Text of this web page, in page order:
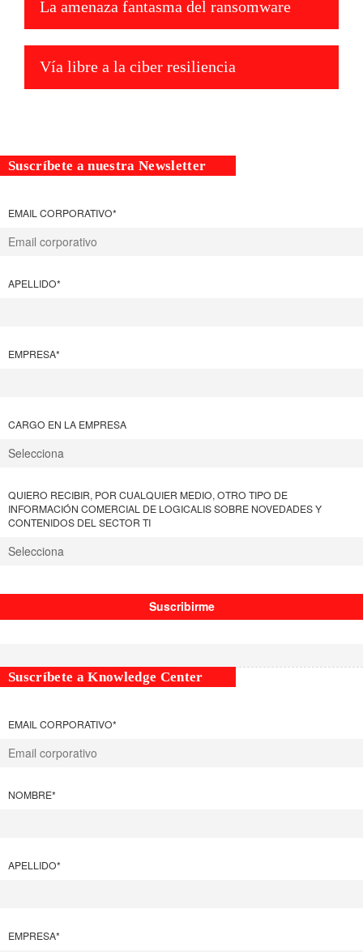
La amenaza fantasma del ransomware
Vía libre a la ciber resiliencia
Suscríbete a nuestra Newsletter
EMAIL CORPORATIVO*
APELLIDO*
EMPRESA*
CARGO EN LA EMPRESA
QUIERO RECIBIR, POR CUALQUIER MEDIO, OTRO TIPO DE
INFORMACIÓN COMERCIAL DE LOGICALIS SOBRE NOVEDADES Y
CONTENIDOS DEL SECTOR TI
Suscríbete a Knowledge Center
EMAIL CORPORATIVO*
NOMBRE*
APELLIDO*
EMPRESA*